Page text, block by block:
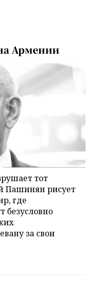
Армении
тот
Пашинян рисует
где
безусловно
за свои